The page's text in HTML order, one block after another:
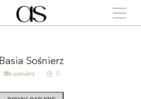
Basia Sośnierz
@b.sosnierz 0